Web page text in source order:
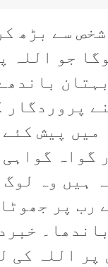
سے بڑھ
جو اللہ
پروردگار
میں پیش
گواہ
ہیں وہ
رب پر جھوٹا
پر اللہ کی